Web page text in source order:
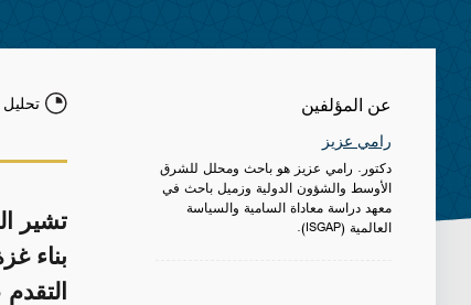
عن المؤلفين
رامي عزيز
دكتور. رامي عزيز هو باحث ومحلل للشرق
الأوسط والشؤون الدولية وزميل باحث في
معهد دراسة معاداة السامية والسياسة
العالمية (ISGAP).
تشير
بناء